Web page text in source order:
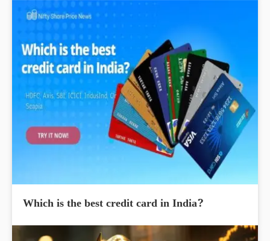
Which is the best credit card in India?